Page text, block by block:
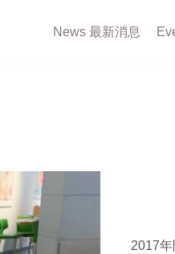
News 最新消息
2017